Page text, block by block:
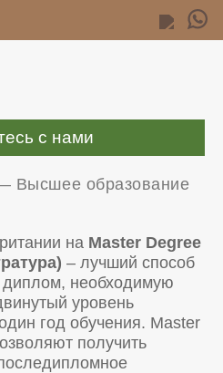
с нами
Высшее образование
на Master Degree
– лучший способ
диплом, необходимую
уровень
год обучения. Master
получить